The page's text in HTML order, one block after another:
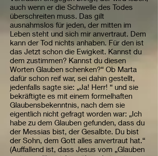
auch wenn er die Schwelle des Todes
überschreiten muss. Das gilt
ausnahmslos für jeden, der mitten im
Leben steht und sich mir anvertraut. Dem
kann der Tod nichts anhaben. Für den ist
das Jetzt schon die Ewigkeit. Kannst du
dem zustimmen? Kannst du diesen
Worten Glauben schenken?“ Ob Marta
dafür schon reif war, sei dahin gestellt,
jedenfalls sagte sie: „Ja! Herr! “ und sie
bekräftigte es mit einem formelhaften
Glaubensbekenntnis, nach dem sie
eigentlich nicht gefragt worden war: „Ich
habe zu dem Glauben gefunden, dass du
der Messias bist, der Gesalbte. Du bist
der Sohn, dem Gott alles anvertraut hat.“
(Auffallend ist, dass Jesus vom „Glauben